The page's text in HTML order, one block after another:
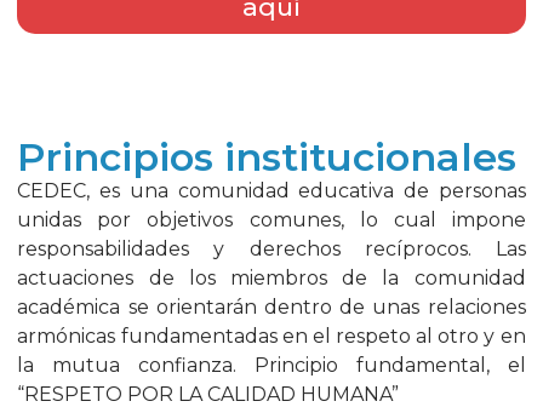
aquí
Principios institucionales
CEDEC, es una comunidad educativa de personas
unidas por objetivos comunes, lo cual impone
responsabilidades y derechos recíprocos. Las
actuaciones de los miembros de la comunidad
académica se orientarán dentro de unas relaciones
armónicas fundamentadas en el respeto al otro y en
la mutua confianza. Principio fundamental, el
“RESPETO POR LA CALIDAD HUMANA”